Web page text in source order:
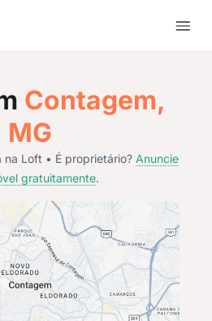
Contagem,
MG
na Loft • É proprietário? Anuncie
gratuitamente.